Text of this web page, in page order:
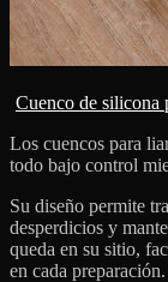
Cuenco de silicona
Los cuencos para
todo bajo control
Su diseño permite
desperdicios y
queda en su sitio,
en cada preparación.